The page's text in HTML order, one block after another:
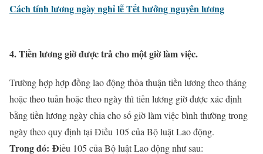
Cách tính lương ngày nghỉ lễ Tết hưởng nguyên lương
4. Tiền lương giờ được trả cho một giờ làm việc.
Trường hợp hợp đồng lao động thỏa thuận tiền lương theo tháng
hoặc theo tuần hoặc theo ngày thì tiền lương giờ được xác định
bằng tiền lương ngày chia cho số giờ làm việc bình thường trong
ngày theo quy định tại Điều 105 của Bộ luật Lao động.
Trong đó: Điều 105 của Bộ luật Lao động như sau: